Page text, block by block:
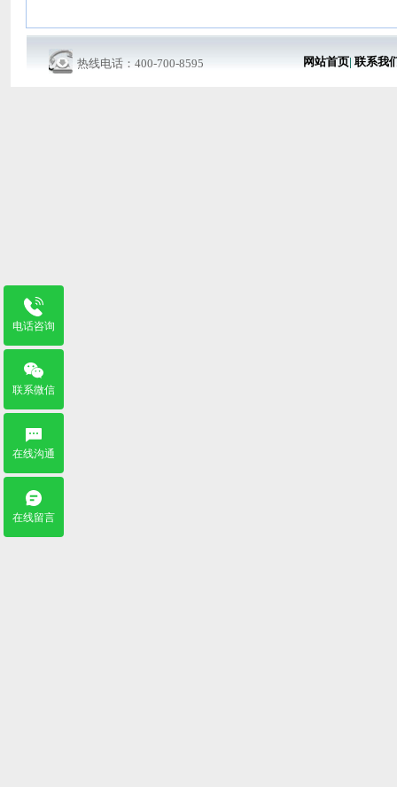
热线电话：400-700-8595 网站首页| 联系我
电话咨询
联系微信
在线沟通
在线留言